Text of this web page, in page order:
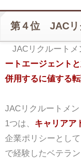
第４位 JACリ
JACリクルート
ートエージェント
併用するに値する
JACリクルートメン
1つは、 キャリアア
企業ポリシーとし
で経験したベテラ